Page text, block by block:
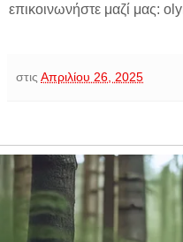
επικοινωνήστε μαζί μας:
στις Απριλίου 26, 2025